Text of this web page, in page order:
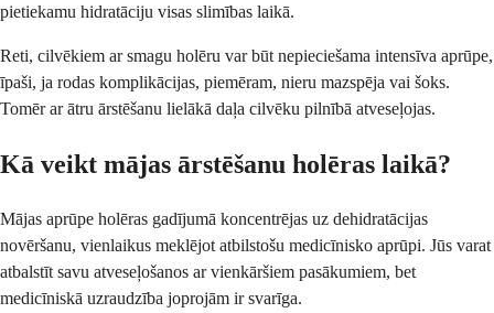
pietiekamu hidratāciju visas slimības laikā.
Reti, cilvēkiem ar smagu holēru var būt nepieciešama intensīva aprūpe,
īpaši, ja rodas komplikācijas, piemēram, nieru mazspēja vai šoks.
Tomēr ar ātru ārstēšanu lielākā daļa cilvēku pilnībā atveseļojas.
Kā veikt mājas ārstēšanu holēras laikā?
Mājas aprūpe holēras gadījumā koncentrējas uz dehidratācijas
novēršanu, vienlaikus meklējot atbilstošu medicīnisko aprūpi. Jūs varat
atbalstīt savu atveseļošanos ar vienkāršiem pasākumiem, bet
medicīniskā uzraudzība joprojām ir svarīga.